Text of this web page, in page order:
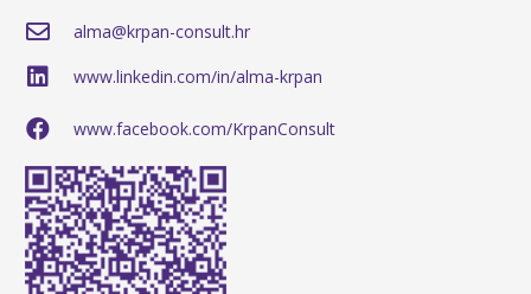
alma@krpan-consult.hr
www.linkedin.com/in/alma-krpan
www.facebook.com/KrpanConsult